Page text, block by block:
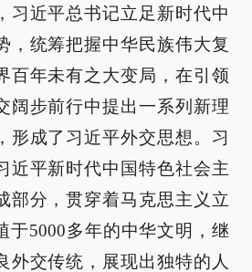
习近平总书记立足新时代中
，统筹把握中华民族伟大复
百年未有之大变局，在引领
阔步前行中提出一系列新理
形成了习近平外交思想。习
近平新时代中国特色社会主
部分，贯穿着马克思主义立
于5000多年的中华文明，继
外交传统，展现出独特的人